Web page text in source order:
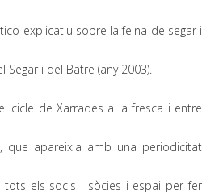
explicatiu sobre la feina de segar i
Segar i del Batre (any 2003).
cicle de Xarrades a la fresca i entre
que apareixia amb una periodicitat
tots els socis i sòcies i espai per fer